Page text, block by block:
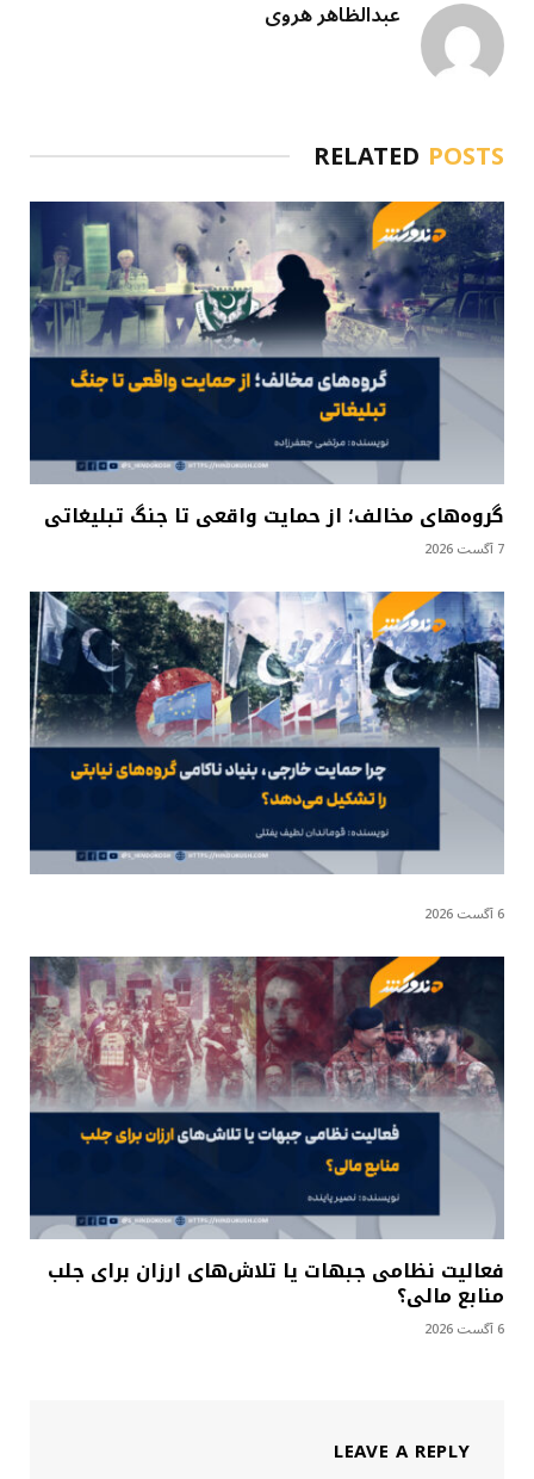
عبدالظاهر هروی
RELATED POSTS
گروه‌های مخالف؛ از حمایت واقعی تا جنگ تبلیغاتی
7 آگست 2026
6 آگست 2026
فعالیت نظامی جبهات یا تلاش‌های ارزان برای جلب
منابع مالی؟
6 آگست 2026
LEAVE A REPLY